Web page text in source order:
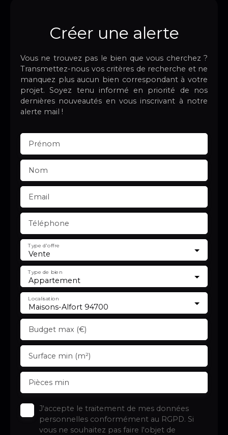
Créer une alerte
Vous ne trouvez pas le bien que vous cherchez ?
Transmettez-nous vos critères de recherche et ne
manquez plus aucun bien correspondant à votre
projet. Soyez tenu informé en priorité de nos
dernières nouveautés en vous inscrivant à notre
alerte mail !
Prénom
Nom
Email
Téléphone
Vente
Type d'offre
Appartement
Type de bien
Maisons-Alfort 94700
Localisation
Budget max (€)
Surface min (m²)
Pièces min
J'accepte le traitement de mes données
personnelles conformément au RGPD. Si
vous ne souhaitez pas faire l'objet de